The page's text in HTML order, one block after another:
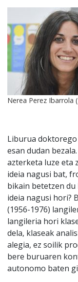
Nerea Perez Ibarrola
Liburua
esan dudan
azterketa luze eta
ideia nagusi bat,
bikain betetzen du
ideia nagusi hori?
(1956-1976)
langileria hori
dela, klaseak
alegia, ez soilik
bere buruaren
autonomo baten